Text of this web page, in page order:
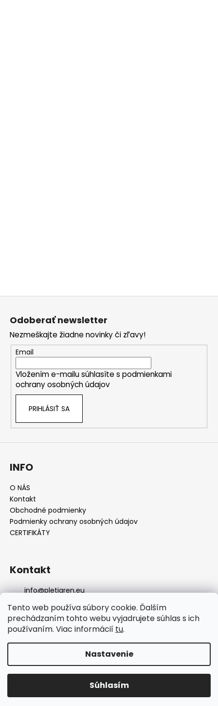
Tento web používa súbory cookie. Ďalším
prechádzaním tohto webu vyjadrujete súhlas s ich
používaním. Viac informácií tu.
Nastavenie
Súhlasím
Z
Odoberať newsletter
Nezmeškajte žiadne novinky či zľavy!
Email
Vložením e-mailu súhlasíte s podmienkami
ochrany osobných údajov
PRIHLÁSIŤ SA
INFO
O NÁS
Kontakt
Obchodné podmienky
Podmienky ochrany osobných údajov
CERTIFIKÁTY
Kontakt
info@pletiaren.eu
+421 32 649 91 13 (7:00-15:30)
https://www.facebook.com/pletiarenjosefmudry
pletiaren
Copyright 2026PLETIAREŇ, s.r.o.. Všetky práva
vyhradené.